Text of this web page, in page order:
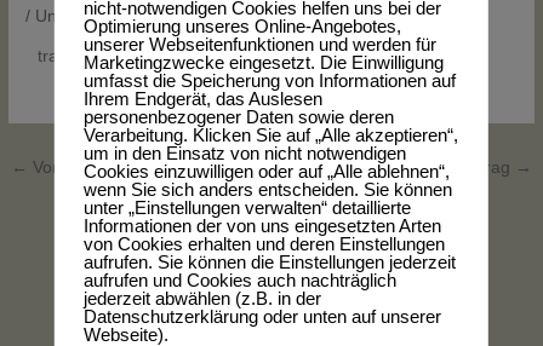
/ Uncategorized/ Vonkunstroot
trallallla1
← Vorheriger Beitrag Nächster Beitrag →
nicht-notwendigen Cookies helfen uns bei der
Optimierung unseres Online-Angebotes,
unserer Webseitenfunktionen und werden für
Marketingzwecke eingesetzt. Die Einwilligung
umfasst die Speicherung von Informationen auf
Ihrem Endgerät, das Auslesen
personenbezogener Daten sowie deren
Verarbeitung. Klicken Sie auf „Alle akzeptieren“,
um in den Einsatz von nicht notwendigen
Cookies einzuwilligen oder auf „Alle ablehnen“,
wenn Sie sich anders entscheiden. Sie können
unter „Einstellungen verwalten“ detaillierte
Informationen der von uns eingesetzten Arten
von Cookies erhalten und deren Einstellungen
aufrufen. Sie können die Einstellungen jederzeit
aufrufen und Cookies auch nachträglich
jederzeit abwählen (z.B. in der
Datenschutzerklärung oder unten auf unserer
Webseite).